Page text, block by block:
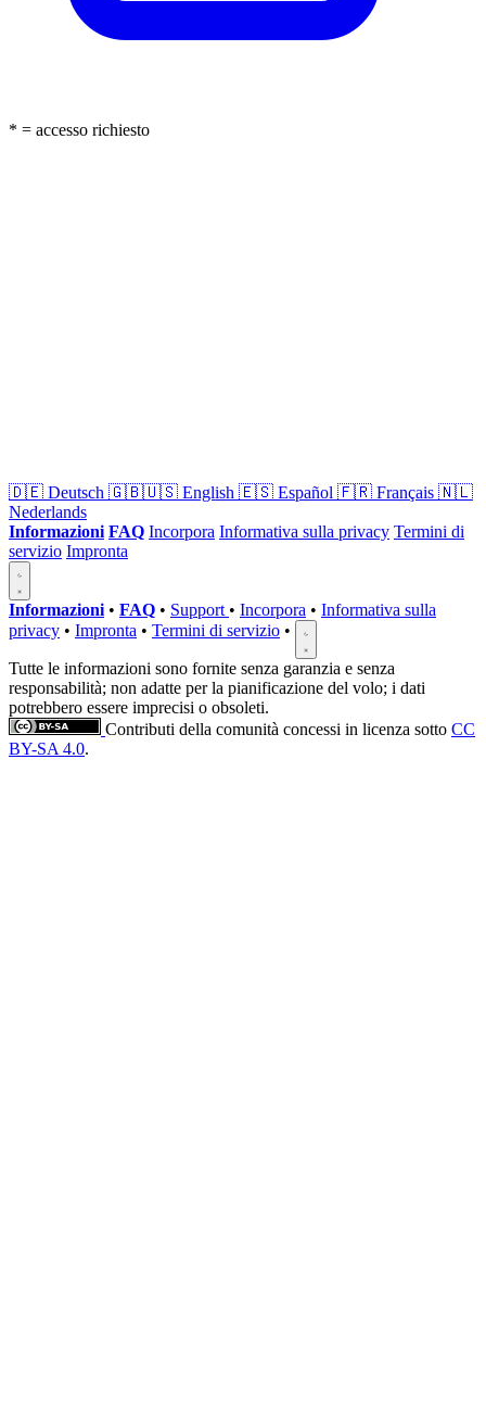
* = accesso richiesto
🇩🇪 Deutsch 🇬🇧🇺🇸 English 🇪🇸 Español 🇫🇷 Français 🇳🇱
Nederlands
Informazioni FAQ Incorpora Informativa sulla privacy Termini di
servizio Impronta
Informazioni • FAQ • Support • Incorpora • Informativa sulla
privacy • Impronta • Termini di servizio •
Tutte le informazioni sono fornite senza garanzia e senza
responsabilità; non adatte per la pianificazione del volo; i dati
potrebbero essere imprecisi o obsoleti.
Contributi della comunità concessi in licenza sotto CC
BY-SA 4.0.